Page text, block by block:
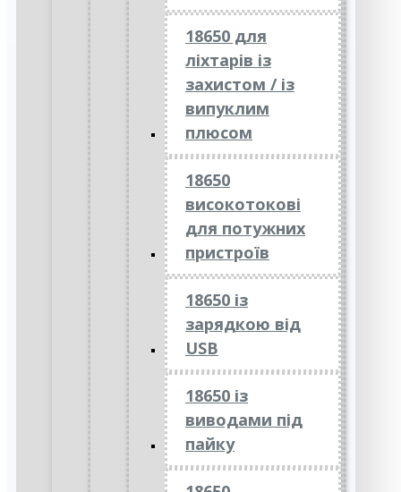
18650 для
ліхтарів із
захистом / із
випуклим
плюсом
18650
високотокові
для потужних
пристроїв
18650 із
зарядкою від
USB
18650 із
виводами під
пайку